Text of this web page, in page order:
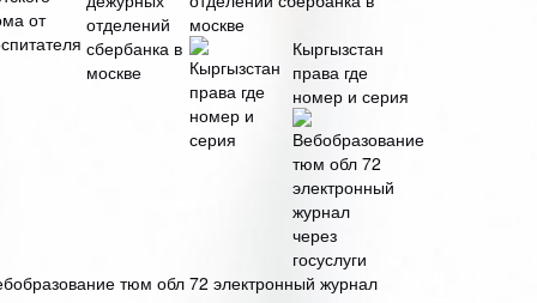
москве
Кыргызстан
права где
номер и серия
тюм обл 72 электронный журнал